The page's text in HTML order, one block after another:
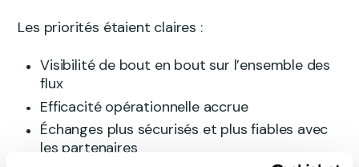
Les priorités étaient claires :
Visibilité de bout en bout sur l’ensemble des
flux
Efficacité opérationnelle accrue
Échanges plus sécurisés et plus fiables avec
les partenaires